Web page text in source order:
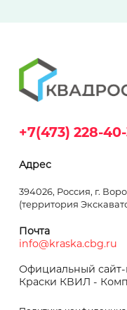
+7(473) 228-
Адрес
394026, Россия, г.
(территория
Почта
info@kraska.cbg.ru
Официальный сайт-
Краски КВИЛ -